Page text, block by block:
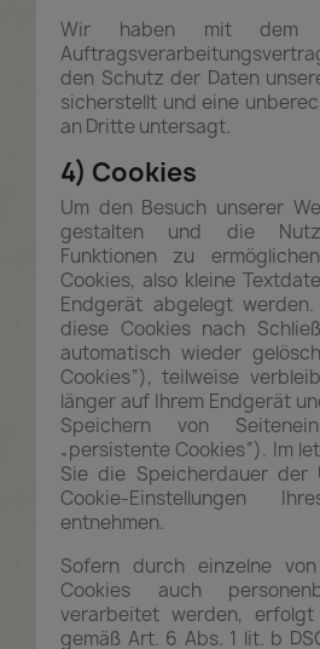
Wir haben mit dem
den Schutz der Daten
sicherstellt und eine
an Dritte untersagt.
4) Cookies
Um den Besuch unserer
gestalten und die
Funktionen zu
Cookies, also kleine
Endgerät abgelegt
diese Cookies nach
automatisch wieder
Cookies“), teilweise
länger auf Ihrem Endgerät
Speichern von
„persistente Cookies“). Im
Sie die Speicherdauer der
Cookie-Einstellungen
entnehmen.
Sofern durch einzelne
Cookies auch
verarbeitet werden,
gemäß Art. 6 Abs. 1 lit. b